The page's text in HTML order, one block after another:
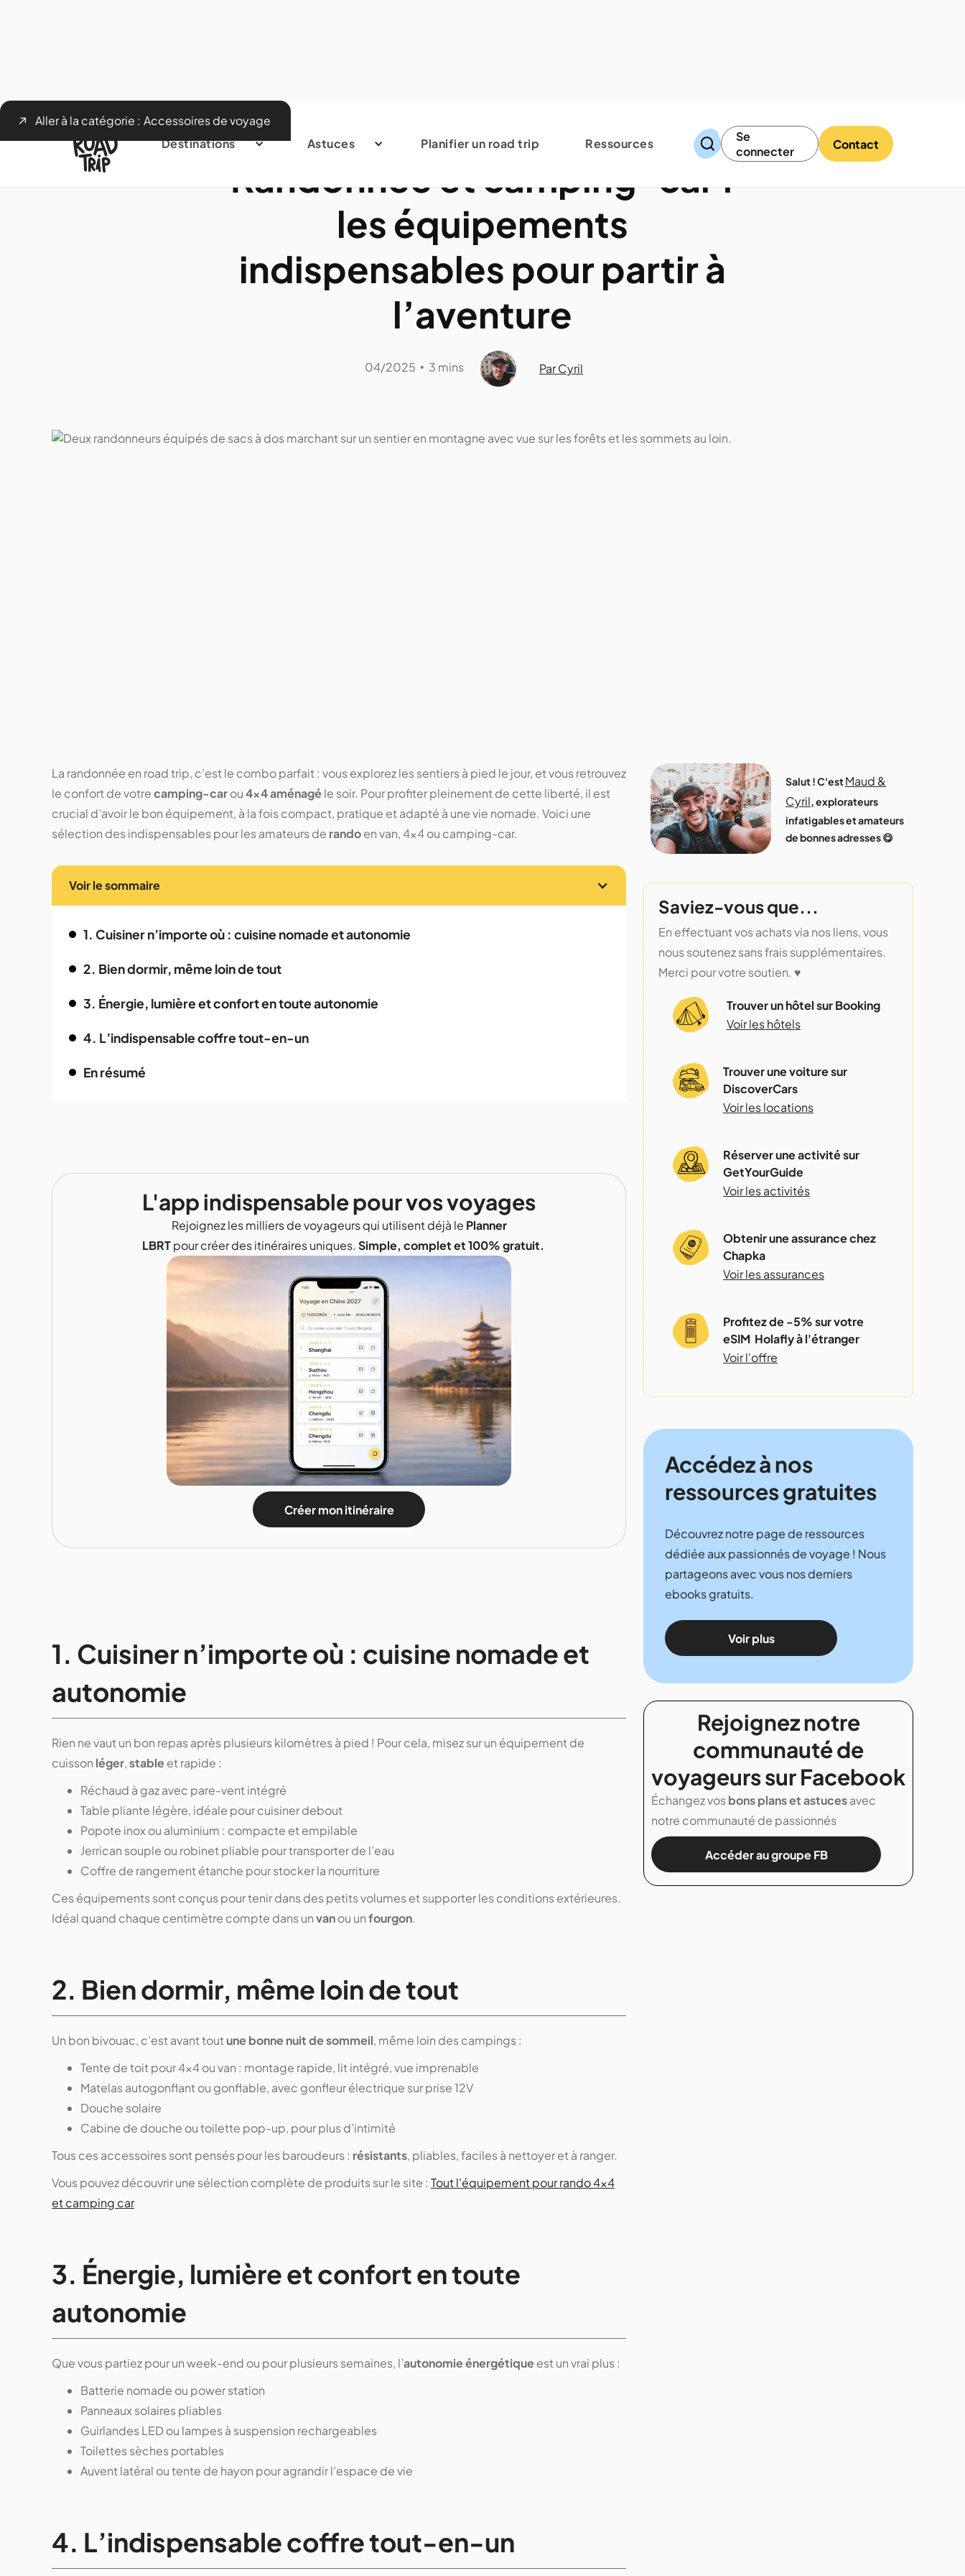
Destinations Astuces Planifier un road trip Ressources
Se
connecter
Contact
Aller à la catégorie : Accessoires de voyage
Randonnée et camping-car :
les équipements
indispensables pour partir à
l’aventure
04/2025 • 3 mins Par Cyril
La randonnée en road trip, c’est le combo parfait : vous explorez les sentiers à pied le jour, et vous retrouvez
le confort de votrecamping-carou4x4 aménagéle soir. Pour profiter pleinement de cette liberté, il est
crucial d’avoir le bon équipement, à la fois compact, pratique et adapté à une vie nomade. Voici une
sélection des indispensables pour les amateurs de randoen van, 4x4 ou camping-car.
Voir le sommaire
1. Cuisiner n’importe où : cuisine nomade et autonomie
2. Bien dormir, même loin de tout
3. Énergie, lumière et confort en toute autonomie
4. L’indispensable coffre tout-en-un
En résumé
L'app indispensable pour vos voyages
Rejoignez les milliers de voyageurs qui utilisent déjà le Planner
LBRTpour créer des itinéraires uniques. Simple, complet et 100% gratuit.
Créer mon itinéraire
1. Cuisiner n’importe où : cuisine nomade et
autonomie
Rien ne vaut un bon repas après plusieurs kilomètres à pied ! Pour cela, misez sur un équipement de
cuisson léger,stableet rapide :
Réchaud à gaz avec pare-vent intégré
Table pliante légère, idéale pour cuisiner debout
Popote inox ou aluminium : compacte et empilable
Jerrican souple ou robinet pliable pour transporter de l’eau
Coffre de rangement étanche pour stocker la nourriture
Ces équipements sont conçus pour tenir dans des petits volumes et supporter les conditions extérieures.
Idéal quand chaque centimètre compte dans unvanou unfourgon.
2. Bien dormir, même loin de tout
Un bon bivouac, c’est avant toutune bonne nuit de sommeil, même loin des campings :
Tente de toit pour 4x4 ou van : montage rapide, lit intégré, vue imprenable
Matelas autogonflant ou gonflable, avec gonfleur électrique sur prise 12V
Douche solaire
Cabine de douche ou toilette pop-up, pour plus d’intimité
Tous ces accessoires sont pensés pour les baroudeurs : résistants, pliables, faciles à nettoyer et à ranger.
Vous pouvez découvrir une sélection complète de produits sur le site : Tout l'équipement pour rando 4x4
et camping car
3. Énergie, lumière et confort en toute
autonomie
Que vous partiez pour un week-end ou pour plusieurs semaines, l’autonomie énergétiqueest un vrai plus :
Batterie nomade ou power station
Panneaux solaires pliables
Guirlandes LED ou lampes à suspension rechargeables
Toilettes sèches portables
Auvent latéral ou tente de hayon pour agrandir l’espace de vie
4. L’indispensable coffre tout-en-un
Salut ! C'estMaud &
Cyril, explorateurs
infatigables et amateurs
de bonnes adresses 😋
Saviez-vous que...
En effectuant vos achats via nos liens, vous
nous soutenez sans frais supplémentaires.
Merci pour votre soutien. ♥️
Trouver un hôtel sur Booking
Voir les hôtels
Trouver une voiture sur
DiscoverCars
Voir les locations
Réserver une activité sur
GetYourGuide
Voir les activités
Obtenir une assurance chez
Chapka
Voir les assurances
Profitez de -5% sur votre
eSIM Holafly à l'étranger
Voir l'offre
Accédez à nos
ressources gratuites
Découvrez notre page de ressources
dédiée aux passionnés de voyage ! Nous
partageons avec vous nos derniers
ebooks gratuits.
Voir plus
Rejoignez notre
communauté de
voyageurs sur Facebook
Échangez vosbons plans et astucesavec
notre communauté de passionnés
Accéder au groupe FB